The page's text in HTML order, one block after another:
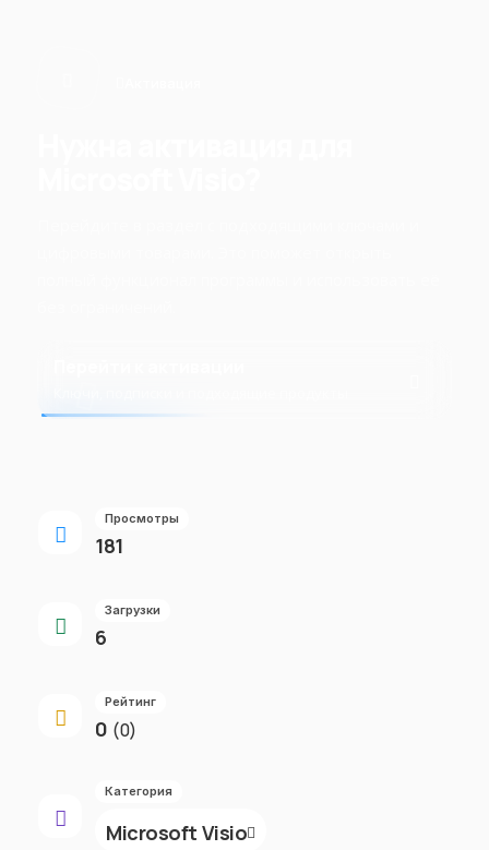
Просмотры
181
Загрузки
6
Рейтинг
0 (0)
Категория
Microsoft Visio